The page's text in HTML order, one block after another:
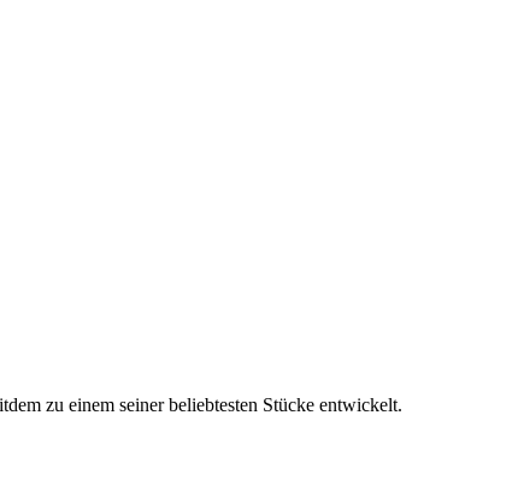
zu einem seiner beliebtesten Stücke entwickelt.